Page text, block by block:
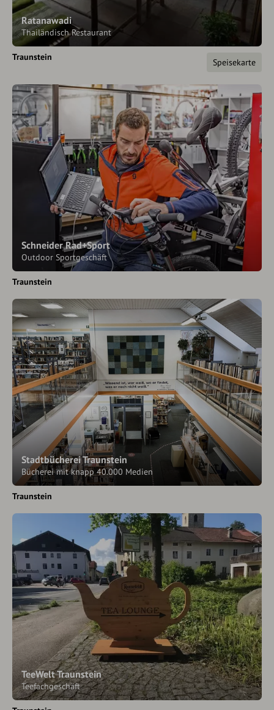
Ratanawadi
Thailändisch Restaurant
Traunstein Speisekarte
Schneider Rad+Sport
Outdoor Sportgeschäft
Traunstein
Stadtbücherei Traunstein
Bücherei mit knapp 40.000 Medien
Traunstein
TeeWelt Traunstein
Teefachgeschäft